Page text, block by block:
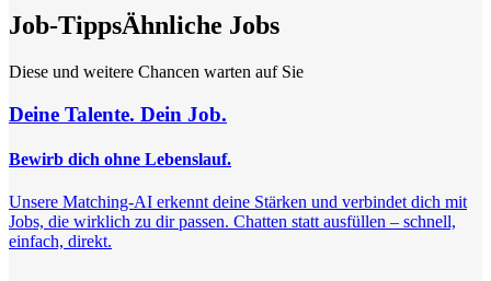
Job-TippsÄhnliche Jobs
Diese und weitere Chancen warten auf Sie
Deine Talente. Dein Job.
Bewirb dich ohne Lebenslauf.
Unsere Matching-AI erkennt deine Stärken und verbindet dich mit
Jobs, die wirklich zu dir passen. Chatten statt ausfüllen – schnell,
einfach, direkt.